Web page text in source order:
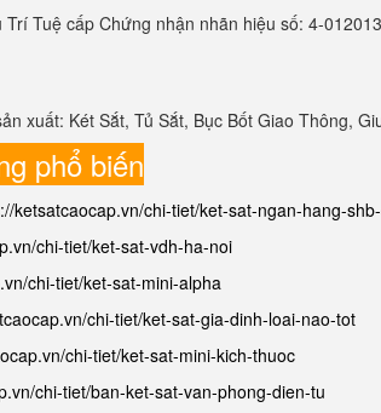
Tuệ cấp Chứng nhận nhãn hiệu số: 4-
xuất: Két Sắt, Tủ Sắt, Bục Bốt Giao Thông,
phổ biến
ketsatcaocap.vn/chi-tiet/ket-sat-ngan-hang-
chi-tiet/ket-sat-vdh-ha-noi
chi-tiet/ket-sat-mini-alpha
chi-tiet/ket-sat-gia-dinh-loai-nao-tot
chi-tiet/ket-sat-mini-kich-thuoc
chi-tiet/ban-ket-sat-van-phong-dien-tu